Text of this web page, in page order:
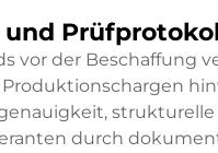
vor der Beschaffung
durch